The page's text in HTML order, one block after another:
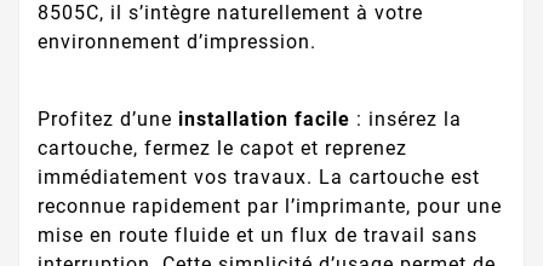
8505C, il s’intègre naturellement à votre
environnement d’impression.
Profitez d’une installation facile : insérez la
cartouche, fermez le capot et reprenez
immédiatement vos travaux. La cartouche est
reconnue rapidement par l’imprimante, pour une
mise en route fluide et un flux de travail sans